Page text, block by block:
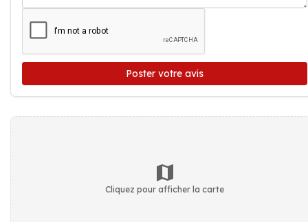
Poster votre avis
Cliquez pour afficher la carte